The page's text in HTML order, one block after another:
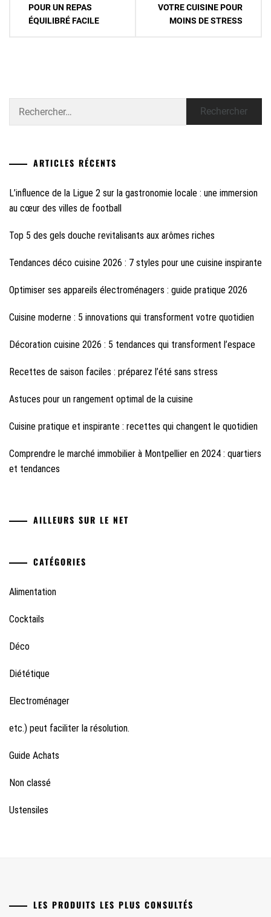
l’article
POUR UN REPAS
ÉQUILIBRÉ FACILE
VOTRE CUISINE POUR
MOINS DE STRESS
ARTICLES RÉCENTS
L’influence de la Ligue 2 sur la gastronomie locale : une immersion
au cœur des villes de football
Top 5 des gels douche revitalisants aux arômes riches
Tendances déco cuisine 2026 : 7 styles pour une cuisine inspirante
Optimiser ses appareils électroménagers : guide pratique 2026
Cuisine moderne : 5 innovations qui transforment votre quotidien
Décoration cuisine 2026 : 5 tendances qui transforment l’espace
Recettes de saison faciles : préparez l’été sans stress
Astuces pour un rangement optimal de la cuisine
Cuisine pratique et inspirante : recettes qui changent le quotidien
Comprendre le marché immobilier à Montpellier en 2024 : quartiers
et tendances
AILLEURS SUR LE NET
CATÉGORIES
Alimentation
Cocktails
Déco
Diététique
Electroménager
etc.) peut faciliter la résolution.
Guide Achats
Non classé
Ustensiles
LES PRODUITS LES PLUS CONSULTÉS